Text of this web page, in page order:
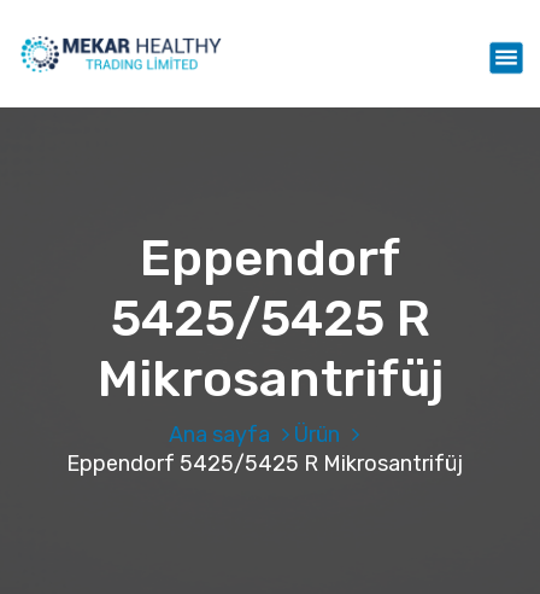
Mekar Healthy Trading LTD
Eppendorf
5425/5425 R
Mikrosantrifüj
Ana sayfa
Ürün
Eppendorf 5425/5425 R Mikrosantrifüj